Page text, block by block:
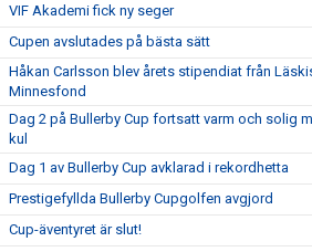
VIF Akademi fick ny seger
Cupen avslutades på bästa sätt
Håkan Carlsson blev årets stipendiat från
Minnesfond
Dag 2 på Bullerby Cup fortsatt varm och solig
kul
Dag 1 av Bullerby Cup avklarad i rekordhetta
Prestigefyllda Bullerby Cupgolfen avgjord
Cup-äventyret är slut!